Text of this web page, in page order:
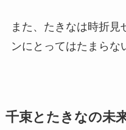
また、たきなは時折見
ンにとってはたまらな
千束とたきなの未